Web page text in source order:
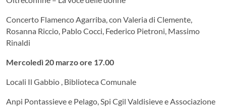
Concerto Flamenco Agarriba, con Valeria di Clemente,
Rosanna Riccio, Pablo Cocci, Federico Pietroni, Massimo
Rinaldi
Mercoledì 20 marzo ore 17.00
Locali Il Gabbio , Biblioteca Comunale
Anpi Pontassieve e Pelago, Spi Cgil Valdisieve e Associazione